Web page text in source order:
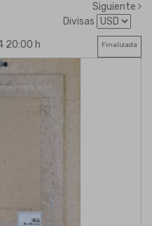
Siguiente
Divisas
20:00 h Finalizada